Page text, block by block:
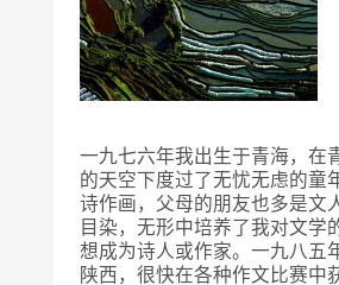
一九七六年我出生于青海，在
的天空下度过了无忧无虑的童
诗作画，父母的朋友也多是文
目染，无形中培养了我对文学
想成为诗人或作家。一九八五
陕西，很快在各种作文比赛中